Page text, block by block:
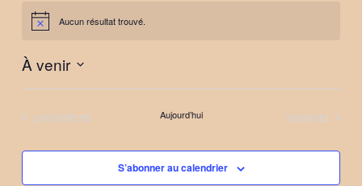
Notice Aucun résultat trouvé.
À venir
Sélectionnez
date.Évènements
précédents Aujourd’hui Évènements
suivants
S’abonner au calendrier